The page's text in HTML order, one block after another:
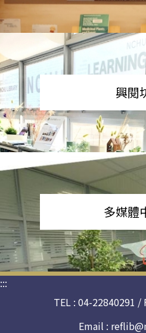
興閱
多媒體
:::
TEL : 04-22840291 /
Email :